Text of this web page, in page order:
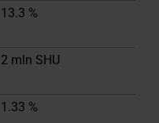
13.3 %
2 mln SHU
1.33 %